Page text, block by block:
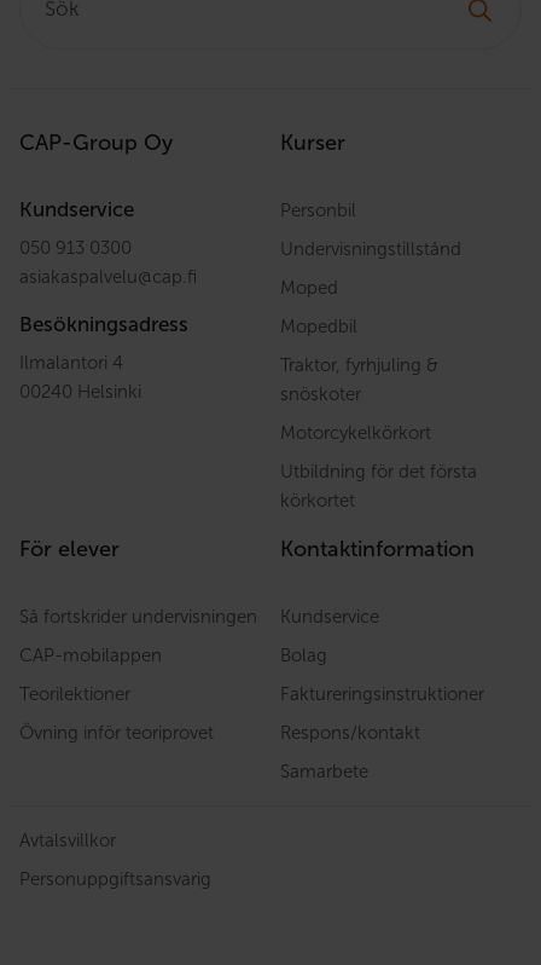
CAP-Group Oy
Kundservice
050 913 0300
asiakaspalvelu@cap.fi
Besökningsadress
Ilmalantori 4
00240 Helsinki
Kurser
Personbil
Undervisningstillstånd
Moped
Mopedbil
Traktor, fyrhjuling &
snöskoter
Motorcykelkörkort
Utbildning för det första
körkortet
För elever
Så fortskrider undervisningen
CAP-mobilappen
Teorilektioner
Övning inför teoriprovet
Kontaktinformation
Kundservice
Bolag
Faktureringsinstruktioner
Respons/kontakt
Samarbete
Avtalsvillkor
Personuppgiftsansvarig